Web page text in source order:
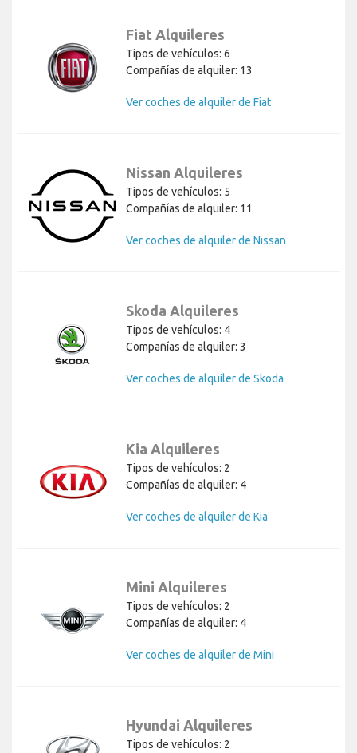
Fiat Alquileres
Tipos de vehículos: 6
Compañías de alquiler: 13
Ver coches de alquiler de Fiat
Nissan Alquileres
Tipos de vehículos: 5
Compañías de alquiler: 11
Ver coches de alquiler de Nissan
Skoda Alquileres
Tipos de vehículos: 4
Compañías de alquiler: 3
Ver coches de alquiler de Skoda
Kia Alquileres
Tipos de vehículos: 2
Compañías de alquiler: 4
Ver coches de alquiler de Kia
Mini Alquileres
Tipos de vehículos: 2
Compañías de alquiler: 4
Ver coches de alquiler de Mini
Hyundai Alquileres
Tipos de vehículos: 2